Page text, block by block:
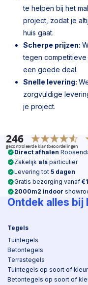
te helpen bij het
project, zodat je
huis gaat.
Scherpe prijzen:
tegen
een goede deal.
Snelle levering:
zorgvuldige
je project.
Direct afhalen
Zakelijk als particulier
Levering tot 5 dagen
Gratis bezorging vanaf
2000m2 indoor
Ontdek alles bij
Tegels
Tuintegels
Betontegels
Terrastegels
Tuintegels op soort of kleur
Betontegels op soort of